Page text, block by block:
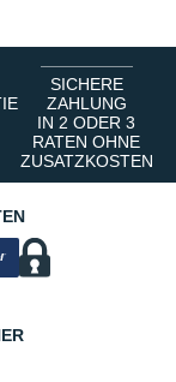
SICHERE
ZAHLUNG
IN 2 ODER 3
RATEN OHNE
ZUSATZKOSTEN